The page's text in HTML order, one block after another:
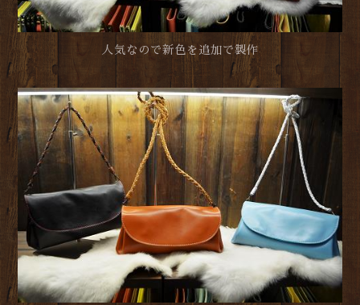
人気なので新色を追加で製作